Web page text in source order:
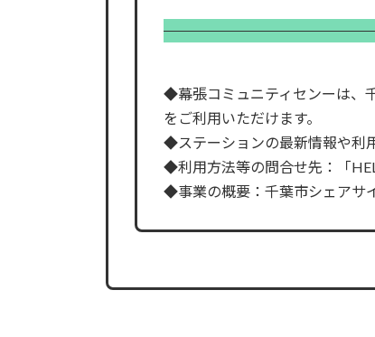
◆幕張コミュニティセンーは、
をご利用いただけます。
◆ステーションの最新情報や利
◆利用方法等の問合せ先：「
◆事業の概要：千葉市シェア